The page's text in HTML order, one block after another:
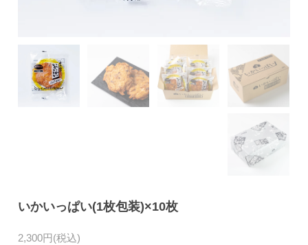
いかいっぱい(1枚包装)×10枚
2,300円(税込)